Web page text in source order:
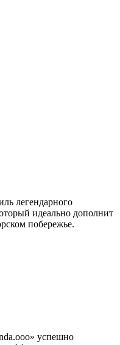
легендарного
идеально дополнит
побережье.
успешно